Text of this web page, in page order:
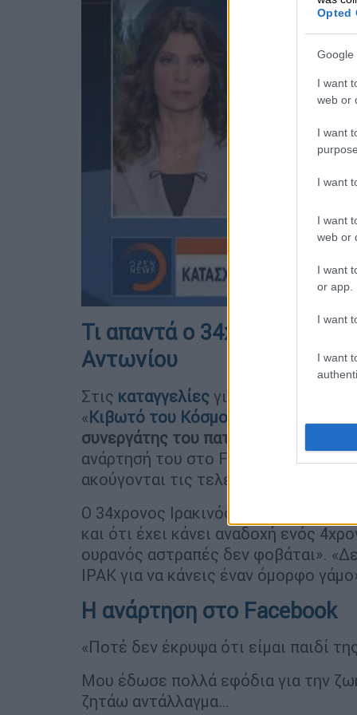
Opted
Google
I want
web or
I want
I want
I want
web or
I want
or app.
I want
I want
Τι απαντά ο 34χρονος
Αντωνίου
Στις καταγγελίες για
« Κιβωτό του Κόσμου
συνεργάτης του πατέρα Αντωνίου
,
ανάρτησή του στο Facebook ο ίδιος
ακούγονται τις τελευταίες ώρες περί
Ο 34χρονος Ιρακινός διευθυντής
και ότι έχει κάνει αναδοχή ενός
ουρανός αστραπές δεν φοβάται».
ΙΡΑΚ για να κάνεις έναν όμορφο
Η ανάρτηση στo Facebook
«Ποτέ δεν έκρυψα ότι είμαι παιδί
Μου έδωσε πολλά εφόδια για την
ζητάω αντάλλαγμα…